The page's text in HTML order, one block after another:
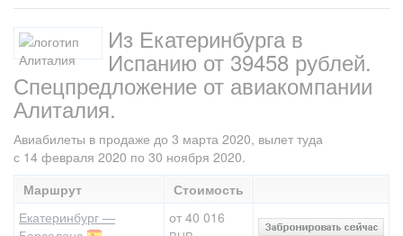
Из Екатеринбурга в
Испанию от 39458 рублей.
Спецпредложение от авиакомпании
Алиталия.
Авиабилеты в продаже до 3 марта 2020, вылет туда
с 14 февраля 2020 по 30 ноября 2020.
Маршрут
Стоимость
Екатеринбург —
от 40 016